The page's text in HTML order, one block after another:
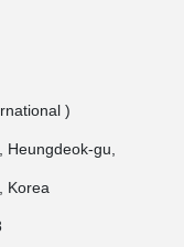
)
Heungdeok-gu,
Korea